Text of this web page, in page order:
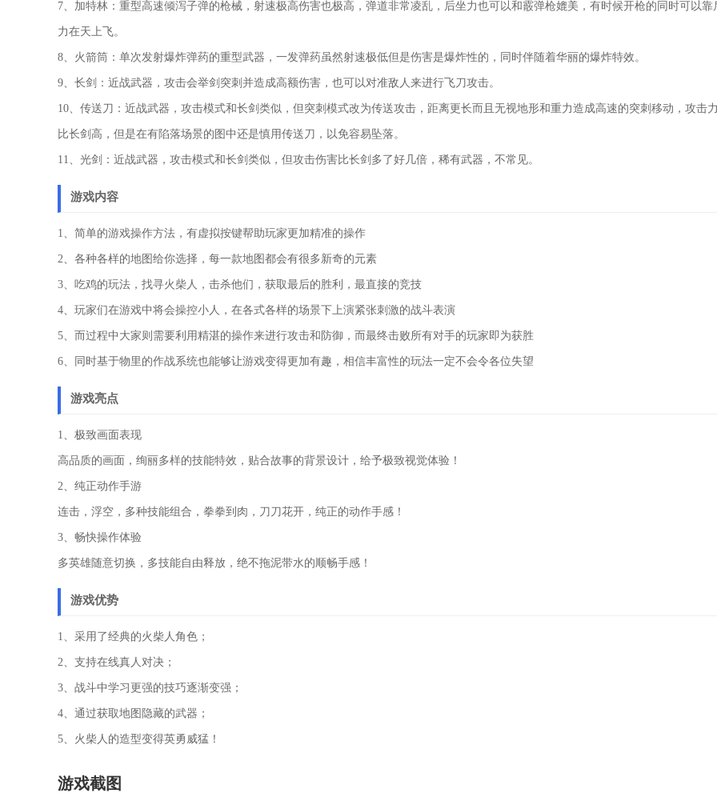
7、加特林：重型高速倾泻子弹的枪械，射速极高伤害也极高，弹道非常凌乱，后坐力也可以和霰弹枪媲美，有时候开枪的同时可以靠
力在天上飞。
8、火箭筒：单次发射爆炸弹药的重型武器，一发弹药虽然射速极低但是伤害是爆炸性的，同时伴随着华丽的爆炸特效。
9、长剑：近战武器，攻击会举剑突刺并造成高额伤害，也可以对准敌人来进行飞刀攻击。
10、传送刀：近战武器，攻击模式和长剑类似，但突刺模式改为传送攻击，距离更长而且无视地形和重力造成高速的突刺移动，攻击
比长剑高，但是在有陷落场景的图中还是慎用传送刀，以免容易坠落。
11、光剑：近战武器，攻击模式和长剑类似，但攻击伤害比长剑多了好几倍，稀有武器，不常见。
游戏内容
1、简单的游戏操作方法，有虚拟按键帮助玩家更加精准的操作
2、各种各样的地图给你选择，每一款地图都会有很多新奇的元素
3、吃鸡的玩法，找寻火柴人，击杀他们，获取最后的胜利，最直接的竞技
4、玩家们在游戏中将会操控小人，在各式各样的场景下上演紧张刺激的战斗表演
5、而过程中大家则需要利用精湛的操作来进行攻击和防御，而最终击败所有对手的玩家即为获胜
6、同时基于物里的作战系统也能够让游戏变得更加有趣，相信丰富性的玩法一定不会令各位失望
游戏亮点
1、极致画面表现
高品质的画面，绚丽多样的技能特效，贴合故事的背景设计，给予极致视觉体验！
2、纯正动作手游
连击，浮空，多种技能组合，拳拳到肉，刀刀花开，纯正的动作手感！
3、畅快操作体验
多英雄随意切换，多技能自由释放，绝不拖泥带水的顺畅手感！
游戏优势
1、采用了经典的火柴人角色；
2、支持在线真人对决；
3、战斗中学习更强的技巧逐渐变强；
4、通过获取地图隐藏的武器；
5、火柴人的造型变得英勇威猛！
游戏截图